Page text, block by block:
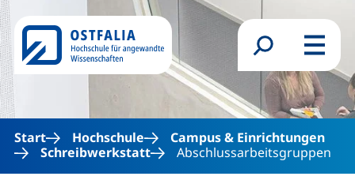
Direkt zum Inhalt
Suchformular
Menü
Start Hochschule
Campus & Einrichtungen
Schreibwerkstatt
Abschlussarbeitsgruppen